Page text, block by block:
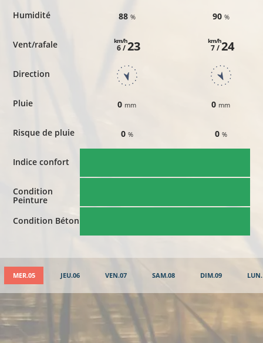
Humidité
Vent/rafale
Direction
Pluie
Risque de pluie
Indice confort
Condition
Peinture
Condition Béton
88 %
6 /
km/h23
0 mm
0 %
90 %
7 /
km/h24
0 mm
0 %
MER.05 JEU.06 VEN.07 SAM.08 DIM.09